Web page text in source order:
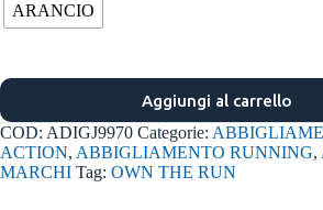
ARANCIO
Aggiungi al carrello
COD: ADIGJ9970 Categorie:
ACTION, ABBIGLIAMENTO RUNNING,
MARCHI Tag: OWN THE RUN